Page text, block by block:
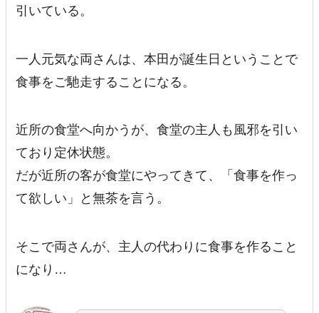
引いている。
一人元気な両さんは、本田が誕生日ということで
食事をご馳走することになる。
近所の食堂へ向かうが、食堂の主人も風邪を引い
ており定休状態。
だが近所の客が食堂にやってきて、「食事を作っ
て欲しい」と無茶を言う。
そこで両さんが、主人の代わりに食事を作ること
になり…